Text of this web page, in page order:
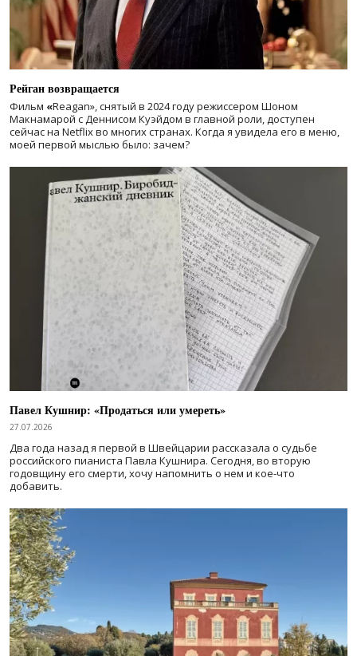
Рейган возвращается
Фильм «Reagan», снятый в 2024 годурежиссером Шоном
Макнамарой с Деннисом Куэйдом в главной роли, доступен
сейчас на Netflix во многих странах. Когда я увидела его в меню,
моей первой мыслью было: зачем?
Павел Кушнир: «Продаться или умереть»
27.07.2026
Два года назад я первой в Швейцарии рассказала о судьбе
российского пианиста Павла Кушнира. Сегодня, во вторую
годовщину его смерти, хочу напомнить о нем и кое-что
добавить.